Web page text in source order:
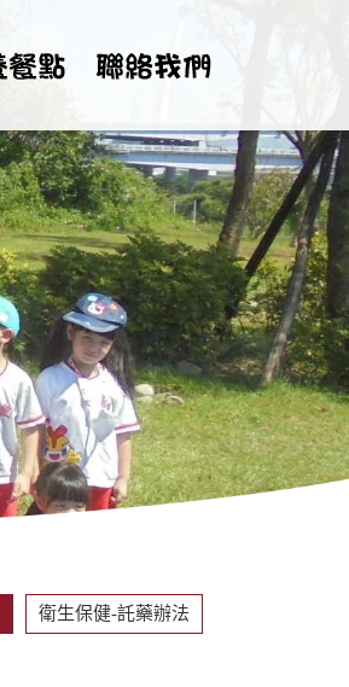
衛生保健-託藥辦法